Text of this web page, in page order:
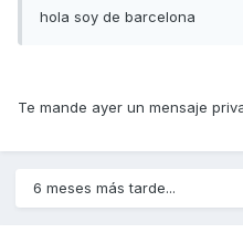
hola soy de barcelona
Te mande ayer un mensaje
6 meses más tarde...